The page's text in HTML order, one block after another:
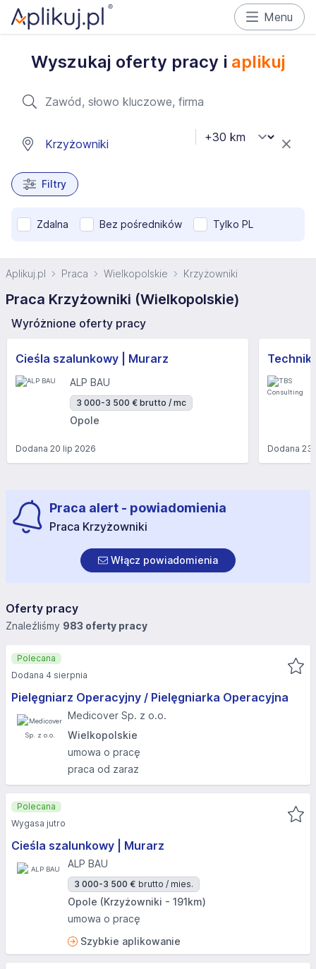
Menu
Wyszukaj oferty pracy i aplikuj
Filtry
Zdalna Bez pośredników Tylko PL
Aplikuj.pl Praca Wielkopolskie Krzyżowniki
Praca Krzyżowniki (Wielkopolskie)
Wyróżnione oferty pracy
Cieśla szalunkowy | Murarz
ALP BAU
3 000-3 500 € brutto / mc
Opole
Dodana 20 lip 2026 Dodana23
Praca alert - powiadomienia
Praca Krzyżowniki
Włącz powiadomienia
Oferty pracy
Znaleźliśmy 983 oferty pracy
Pielęgniarz Operacyjny / Pielęgniarka Operacyjna
Medicover Sp. z o.o.
Wielkopolskie
umowa o pracę
praca od zaraz
Polecana
Dodana 4 sierpnia
Cieśla szalunkowy | Murarz
ALP BAU
3 000-3 500 € brutto / mies.
Opole (Krzyżowniki - 191km)
umowa o pracę
Szybkie aplikowanie
Polecana
Wygasa jutro